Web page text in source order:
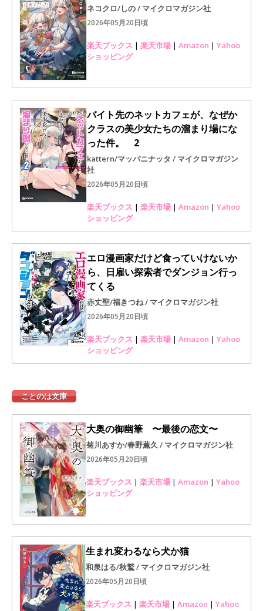
ネコクロ/しの / マイクロマガジン社
2026年05月20日頃
楽天ブックス | 楽天市場 | Amazon | Yahoo
ショッピング
バイト先のネットカフェが、なぜか
クラスの美少女たちの溜まり場にな
った件。 2
kattern/マッパニナッタ / マイクロマガジン
社
2026年05月20日頃
楽天ブックス | 楽天市場 | Amazon | Yahoo
ショッピング
エロ漫画家だけど食っていけないか
ら、日雇い探索者でダンジョン行っ
てくる
赤丈聖/福きつね / マイクロマガジン社
2026年05月20日頃
楽天ブックス | 楽天市場 | Amazon | Yahoo
ショッピング
ことのは文庫
大奥の御幽筆 〜最後の恋文〜
菊川あすか/春野薫久 / マイクロマガジン社
2026年05月20日頃
楽天ブックス | 楽天市場 | Amazon | Yahoo
ショッピング
生まれ変わるなら犬か猫
和泉はる/秋鷲 / マイクロマガジン社
2026年05月20日頃
楽天ブックス | 楽天市場 | Amazon | Yahoo